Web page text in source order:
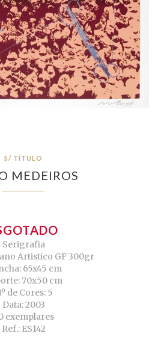
S/ TÍTULO
MEDEIROS
Serigrafia
Artistico GF 300gr
65x45 cm
70x50 cm
de Cores: 5
Data: 2003
exemplares
Ref.: ES142